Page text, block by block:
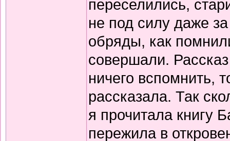
переселились,
не под силу даже
обряды, как
совершали.
ничего вспомнить,
рассказала. Так
я прочитала книгу
пережила в